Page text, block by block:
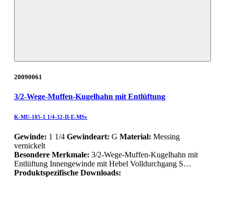
20090061
3/2-Wege-Muffen-Kugelhahn mit Entlüftung
K-MU-105-1 1/4-32-II-E-MSv
Gewinde: 1 1/4 Gewindeart: G Material: Messing
vernickelt
Besondere Merkmale: 3/2-Wege-Muffen-Kugelhahn mit
Entlüftung Innengewinde mit Hebel Volldurchgang S…
Produktspezifische Downloads: